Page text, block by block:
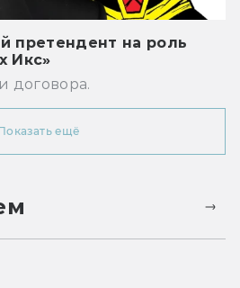
претендент на роль
Икс»
договора.
ещё